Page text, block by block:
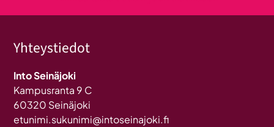
Yhteystiedot
Into Seinäjoki
Kampusranta 9 C
60320 Seinäjoki
etunimi.sukunimi@intoseinajoki.fi